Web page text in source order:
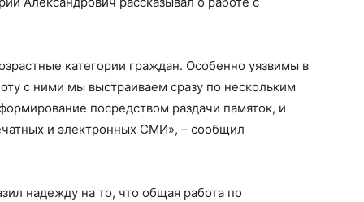
категории граждан. Особенно уязвимы в
с ними мы выстраиваем сразу по нескольким
посредством раздачи памяток, и
и электронных СМИ», – сообщил
надежду на то, что общая работа по